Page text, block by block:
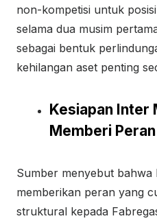
non-kompetisi untuk
selama dua musim
sebagai bentuk
kehilangan aset penting
Kesiapan Inter
Memberi
Sumber menyebut
memberikan peran yang
struktural kepada